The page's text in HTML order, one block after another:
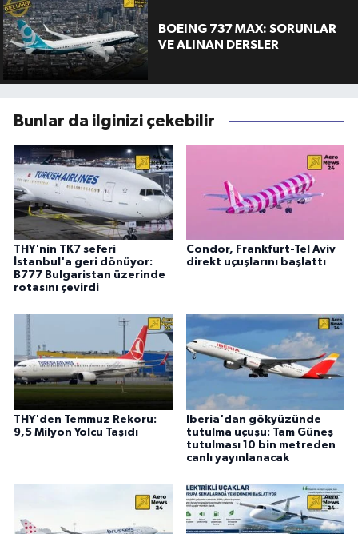
BOEING 737 MAX: SORUNLAR
VE ALINAN DERSLER
Bunlar da ilginizi çekebilir
THY'nin TK7 seferi
İstanbul'a geri dönüyor:
B777 Bulgaristan üzerinde
rotasını çevirdi
Condor, Frankfurt-Tel Aviv
direkt uçuşlarını başlattı
THY'den Temmuz Rekoru:
9,5 Milyon Yolcu Taşıdı
Iberia'dan gökyüzünde
tutulma uçuşu: Tam Güneş
tutulması 10 bin metreden
canlı yayınlanacak